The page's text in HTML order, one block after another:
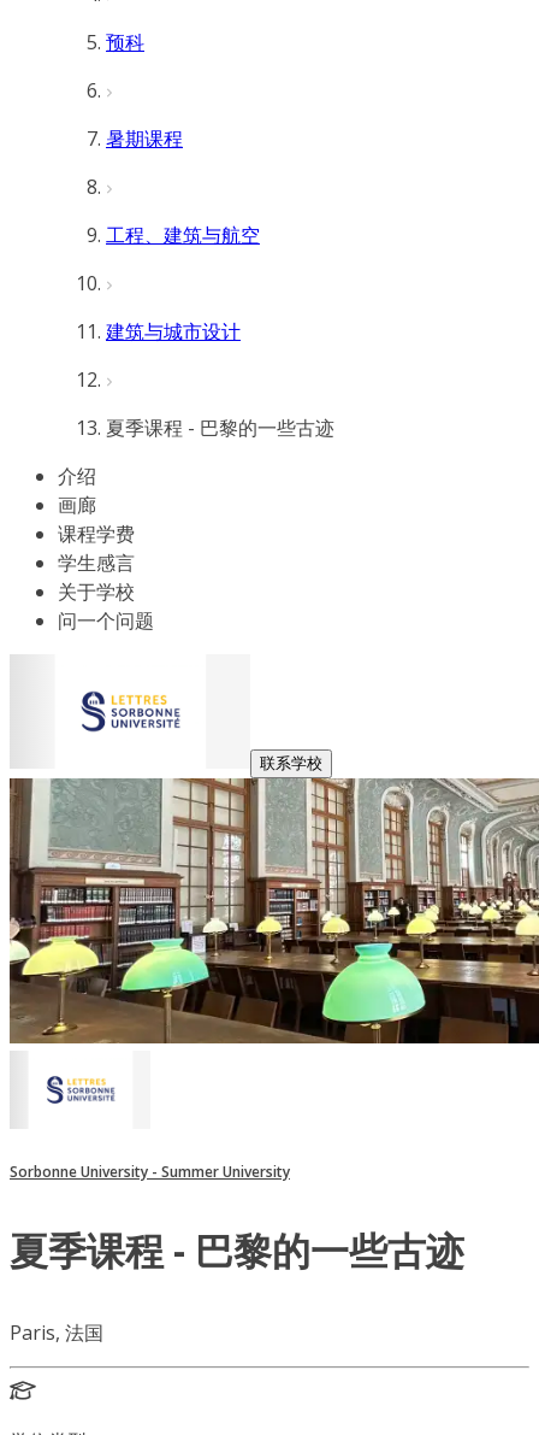
预科
暑期课程
工程、建筑与航空
建筑与城市设计
夏季课程 - 巴黎的一些古迹
介绍
画廊
课程学费
学生感言
关于学校
问一个问题
联系学校
Sorbonne University - Summer University
夏季课程 - 巴黎的一些古迹
Paris, 法国